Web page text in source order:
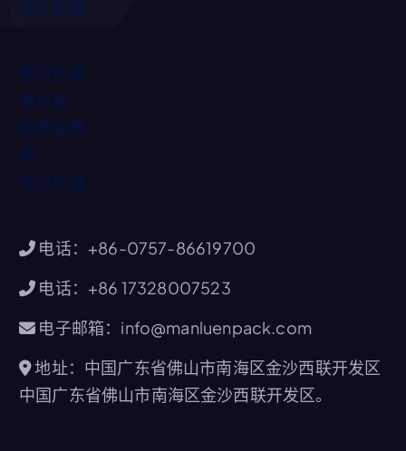
电子目录
寿司托盘
便当盒
蛤壳容器
碗
派对托盘
电话：+86-0757-86619700
电话：+86 17328007523
电子邮箱：info@manluenpack.com
地址：中国广东省佛山市南海区金沙西联开发区
中国广东省佛山市南海区金沙西联开发区。